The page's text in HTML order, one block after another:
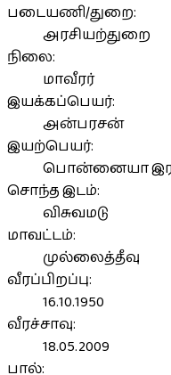
படையணி/துறை:
அரசியற்துறை
நிலை:
மாவீரர்
இயக்கப்பெயர்:
அன்பரசன்
இயற்பெயர்:
பொன்னையா
சொந்த இடம்:
விசுவமடு
மாவட்டம்:
முல்லைத்தீவு
வீரப்பிறப்பு:
16.10.1950
வீரச்சாவு:
18.05.2009
பால்: